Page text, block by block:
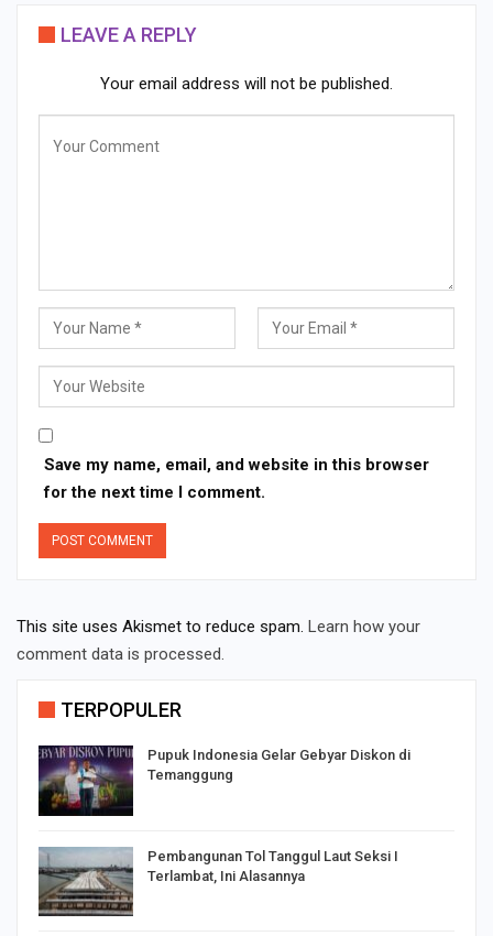
LEAVE A REPLY
Your email address will not be published.
Save my name, email, and website in this browser
for the next time I comment.
This site uses Akismet to reduce spam. Learn how your
comment data is processed.
TERPOPULER
Pupuk Indonesia Gelar Gebyar Diskon di
Temanggung
Pembangunan Tol Tanggul Laut Seksi I
Terlambat, Ini Alasannya